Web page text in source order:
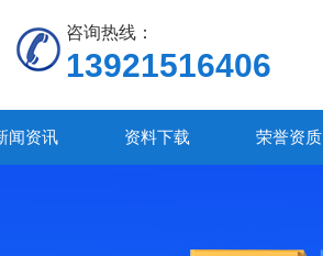
咨询热线：
13921516406
闻资讯 资料下载 荣誉资质